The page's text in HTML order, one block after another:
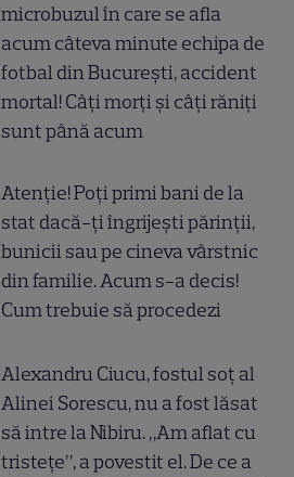
microbuzul în care se afla
acum câteva minute echipa de
fotbal din București, accident
mortal! Câți morți și câți răniți
sunt până acum
Atenție! Poți primi bani de la
stat dacă-ți îngrijești părinții,
bunicii sau pe cineva vârstnic
din familie. Acum s-a decis!
Cum trebuie să procedezi
Alexandru Ciucu, fostul soț al
Alinei Sorescu, nu a fost lăsat
să intre la Nibiru. „Am aflat cu
tristețe”, a povestit el. De ce a